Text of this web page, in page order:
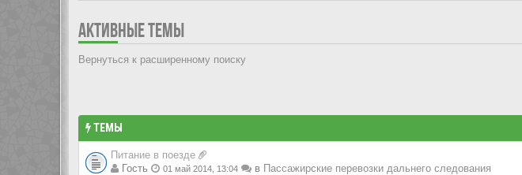
АКТИВНЫЕ ТЕМЫ
Вернуться к расширенному поиску
ТЕМЫ
Питание в поезде
Гость 01 май 2014, 13:04 в Пассажирские перевозки дальнего следования